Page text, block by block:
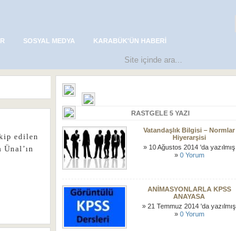
SOSYAL MEDYA KARABÜK'ÜN HABERI
edilen
RASTGELE 5 YAZI
Vatandaşlık Bilgisi – Normlar
Hiyerarşisi
» 10 Ağustos 2014 'da yazılmış
» 0 Yorum
ANİMASYONLARLA KPSS
ANAYASA
» 21 Temmuz 2014 'da yazılmış
» 0 Yorum